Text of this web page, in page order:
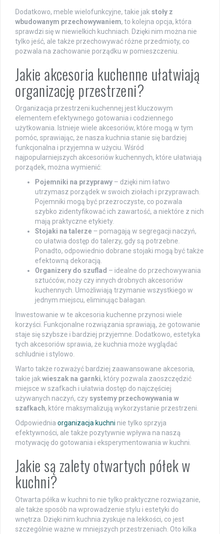
Dodatkowo, meble wielofunkcyjne, takie jak stoły z
wbudowanym przechowywaniem, to kolejna opcja, która
sprawdzi się w niewielkich kuchniach. Dzięki nim można nie
tylko jeść, ale także przechowywać różne przedmioty, co
pozwala na zachowanie porządku w pomieszczeniu.
Jakie akcesoria kuchenne ułatwiają
organizację przestrzeni?
Organizacja przestrzeni kuchennej jest kluczowym
elementem efektywnego gotowania i codziennego
użytkowania. Istnieje wiele akcesoriów, które mogą w tym
pomóc, sprawiając, że nasza kuchnia stanie się bardziej
funkcjonalna i przyjemna w użyciu. Wśród
najpopularniejszych akcesoriów kuchennych, które ułatwiają
porządek, można wymienić:
Pojemniki na przyprawy – dzięki nim łatwo
utrzymasz porządek w swoich ziołach i przyprawach.
Pojemniki mogą być przezroczyste, co pozwala
szybko zidentyfikować ich zawartość, a niektóre z nich
mają praktyczne etykiety.
Stojaki na talerze – pomagają w segregacji naczyń,
co ułatwia dostęp do talerzy, gdy są potrzebne.
Ponadto, odpowiednio dobrane stojaki mogą być także
efektowną dekoracją.
Organizery do szuflad – idealne do przechowywania
sztućców, noży czy innych drobnych akcesoriów
kuchennych. Umożliwiają trzymanie wszystkiego w
jednym miejscu, eliminując bałagan.
Inwestowanie w te akcesoria kuchenne przynosi wiele
korzyści. Funkcjonalne rozwiązania sprawiają, że gotowanie
staje się szybsze i bardziej przyjemne. Dodatkowo, estetyka
tych akcesoriów sprawia, że kuchnia może wyglądać
schludnie i stylowo.
Warto także rozważyć bardziej zaawansowane akcesoria,
takie jakwieszak na garnki, który pozwala zaoszczędzić
miejsce w szafkach i ułatwia dostęp do najczęściej
używanych naczyń, czy systemy przechowywania w
szafkach, które maksymalizują wykorzystanie przestrzeni.
Odpowiednia organizacja kuchni nie tylko sprzyja
efektywności, ale także pozytywnie wpływa na naszą
motywację do gotowania i eksperymentowania w kuchni.
Jakie są zalety otwartych półek w
kuchni?
Otwarta półka w kuchni to nie tylko praktyczne rozwiązanie,
ale także sposób na wprowadzenie stylu i estetyki do
wnętrza. Dzięki nim kuchnia zyskuje na lekkości, co jest
szczególnie ważne w mniejszych przestrzeniach. Oto kilka